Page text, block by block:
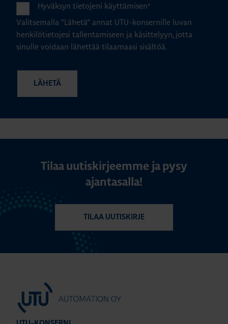
Hyväksyn tietojeni käyttämisen*
Valitsemalla "Lähetä" annat UTU-konsernille luvan
henkilötietojesi tallentamiseen ja käsittelyyn, jotta
sinulle voidaan lähettää tilaamaasi sisältöä.
Tilaa uutiskirjeemme ja pysy
ajantasalla!
TILAA UUTISKIRJE